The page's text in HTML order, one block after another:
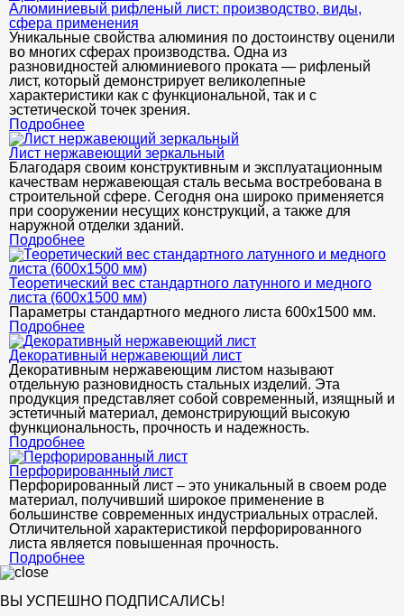
Алюминиевый рифленый лист: производство, виды,
сфера применения
Уникальные свойства алюминия по достоинству оценили
во многих сферах производства. Одна из
разновидностей алюминиевого проката — рифленый
лист, который демонстрирует великолепные
характеристики как с функциональной, так и с
эстетической точек зрения.
Подробнее
Лист нержавеющий зеркальный
Благодаря своим конструктивным и эксплуатационным
качествам нержавеющая сталь весьма востребована в
строительной сфере. Сегодня она широко применяется
при сооружении несущих конструкций, а также для
наружной отделки зданий.
Подробнее
Теоретический вес стандартного латунного и медного
листа (600х1500 мм)
Параметры стандартного медного листа 600x1500 мм.
Подробнее
Декоративный нержавеющий лист
Декоративным нержавеющим листом называют
отдельную разновидность стальных изделий. Эта
продукция представляет собой современный, изящный и
эстетичный материал, демонстрирующий высокую
функциональность, прочность и надежность.
Подробнее
Перфорированный лист
Перфорированный лист – это уникальный в своем роде
материал, получивший широкое применение в
большинстве современных индустриальных отраслей.
Отличительной характеристикой перфорированного
листа является повышенная прочность.
Подробнее
ВЫ УСПЕШНО ПОДПИСАЛИСЬ!